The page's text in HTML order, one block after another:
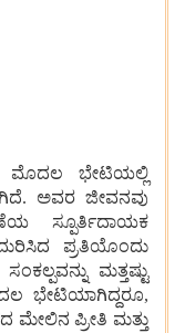
ಮೊದಲ
ಭೇಟಿಯಲ್ಲಿ
ಅವರ ಜೀವನವು
ಸ್ಪೂರ್ತಿದಾಯಕ
ಪ್ರತಿಯೊಂದು
ಸಂಕಲ್ಪವನ್ನು
ಮತ್ತಷ್ಟು
ಭೇಟಿಯಾಗಿದ್ದರೂ,
ಮೇಲಿನ ಪ್ರೀತಿ ಮತ್ತು